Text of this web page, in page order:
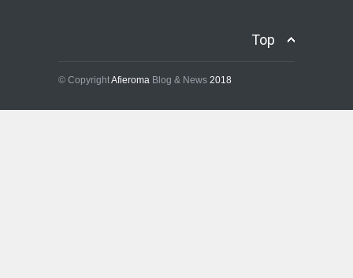
κοντά σε ουκρανικό
αεροσκάφος στη Λειψία
ΚΟΣΜΟΣ,ΠΟΛΙΤΙΣΜΟΣ
Top
© CopyrightAfieroma Blog & News 2018